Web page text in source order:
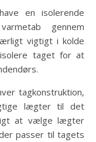
en isolerende
gennem
vigtigt i kolde
taget for at
tagkonstruktion,
lægter til det
at vælge lægter
passer til tagets